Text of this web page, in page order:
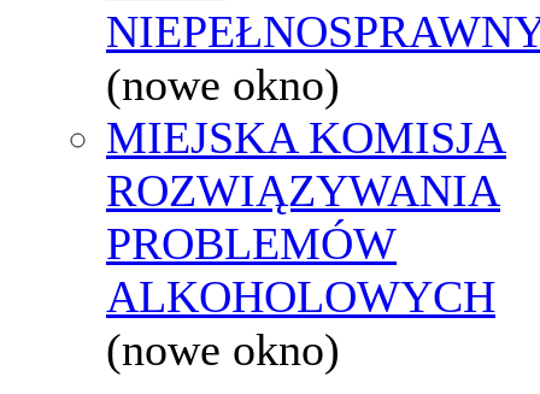
(nowe okno)
MIEJSKA KOMISJA
ROZWIĄZYWANIA
PROBLEMÓW
ALKOHOLOWYCH
(nowe okno)